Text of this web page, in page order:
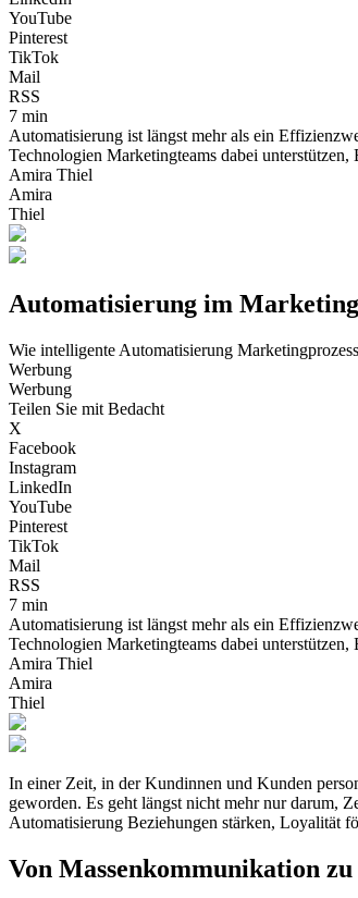
YouTube
Pinterest
TikTok
Mail
RSS
7 min
Automatisierung ist längst mehr als ein
Technologien Marketingteams dabei
Amira Thiel
Amira
Thiel
Automatisierung im
Wie intelligente Automatisierung
Werbung
Werbung
Teilen Sie mit Bedacht
X
Facebook
Instagram
LinkedIn
YouTube
Pinterest
TikTok
Mail
RSS
7 min
Automatisierung ist längst mehr als ein
Technologien Marketingteams dabei
Amira Thiel
Amira
Thiel
In einer Zeit, in der Kundinnen und Kunden
geworden. Es geht längst nicht mehr nur darum,
Automatisierung Beziehungen stärken, Loyalität
Von Massenkommunikation